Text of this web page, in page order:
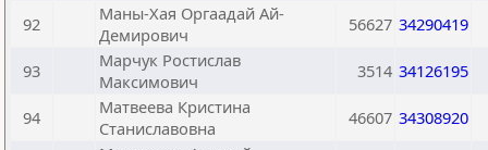
92
Маны-Хая Оргаадай Ай-
Демирович
56627 34290419
93
Марчук Ростислав
Максимович
3514 34126195
94
Матвеева Кристина
Станиславовна
46607 34308920